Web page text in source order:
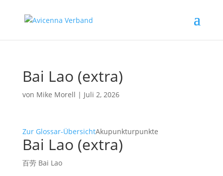
Bai Lao (extra)
von Mike Morell | Juli 2, 2026
Zur Glossar-ÜbersichtAkupunkturpunkte
Bai Lao (extra)
百劳 Bai Lao